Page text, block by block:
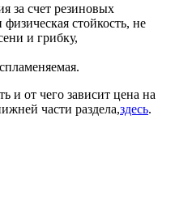
за счет резиновых
стойкость, не
и грибку,
и от чего зависит цена на
части раздела,здесь.